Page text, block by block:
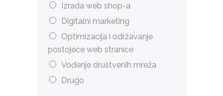
Izrada web shop-a
Digitalni marketing
Optimizacija i održavanje
postojeće web stranice
Vođenje društvenih mreža
Drugo